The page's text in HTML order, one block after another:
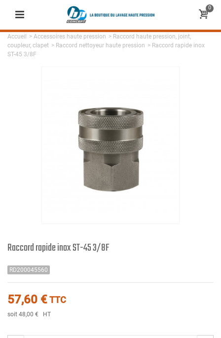
0
Accueil > Accessoires haute pression > Raccord haute pression, joint,
coupleur, clapet > Raccord nettoyeur haute pression > Raccord rapide inox
ST-45 3/8F
Raccord rapide inox ST-45 3/8F
RD200045560
57,60 €TTC
soit 48,00 € HT